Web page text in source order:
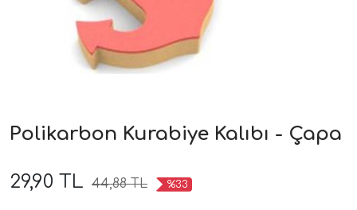
Polikarbon Kurabiye Kalıbı - Çapa
29,90 TL 44,88 TL %33